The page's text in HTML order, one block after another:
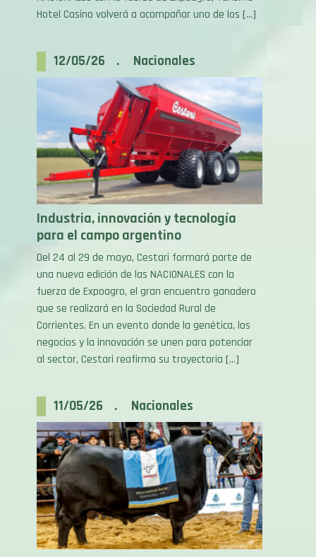
Industria, innovación y tecnología
para el campo argentino
Del 24 al 29 de mayo, Cestari formará parte de
una nueva edición de las NACIONALES con la
fuerza de Expoagro, el gran encuentro ganadero
que se realizará en la Sociedad Rural de
Corrientes. En un evento donde la genética, los
negocios y la innovación se unen para potenciar
al sector, Cestari reafirma su trayectoria […]
“El Brangus actual no es un nuevo